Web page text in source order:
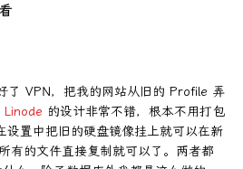
了 VPN，把我的网站从旧的 Profile 弄
Linode 的设计非常不错，根本不用打包
置中把旧的硬盘镜像挂上就可以在新
有的文件直接复制就可以了。两者都